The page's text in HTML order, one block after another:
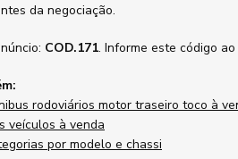
da negociação.
COD.171. Informe este código
rodoviários motor traseiro toco à
veículos à venda
por modelo e chassi